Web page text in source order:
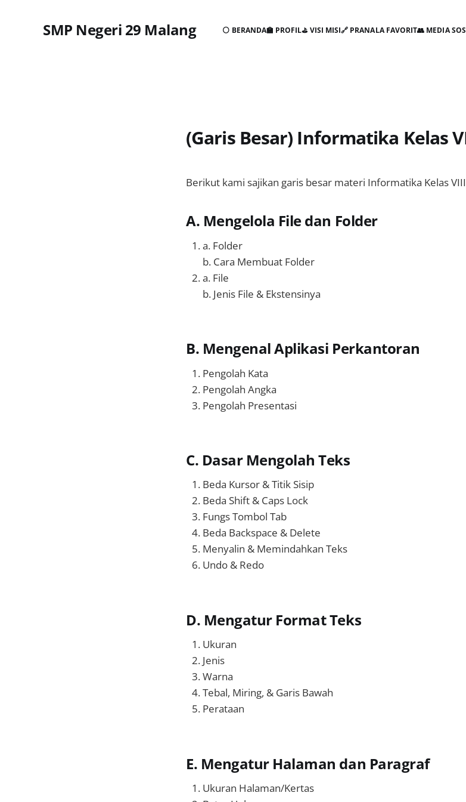
SMP Negeri 29 Malang ⚪ BERANDA🏫 PROFIL⛳ VISI MISI🔗 PRANALA FAVORIT👥 MEDIA
(Garis Besar) Informatika Kelas
Berikut kami sajikan garis besar materi Informatika Kelas
A. Mengelola File dan Folder
a. Folder
b. Cara Membuat Folder
a. File
b. Jenis File & Ekstensinya
B. Mengenal Aplikasi Perkantoran
Pengolah Kata
Pengolah Angka
Pengolah Presentasi
C. Dasar Mengolah Teks
Beda Kursor & Titik Sisip
Beda Shift & Caps Lock
Fungs Tombol Tab
Beda Backspace & Delete
Menyalin & Memindahkan Teks
Undo & Redo
D. Mengatur Format Teks
Ukuran
Jenis
Warna
Tebal, Miring, & Garis Bawah
Perataan
E. Mengatur Halaman dan Paragraf
Ukuran Halaman/Kertas